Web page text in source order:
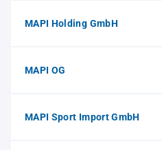
MAPI Holding GmbH
MAPI OG
MAPI Sport Import GmbH